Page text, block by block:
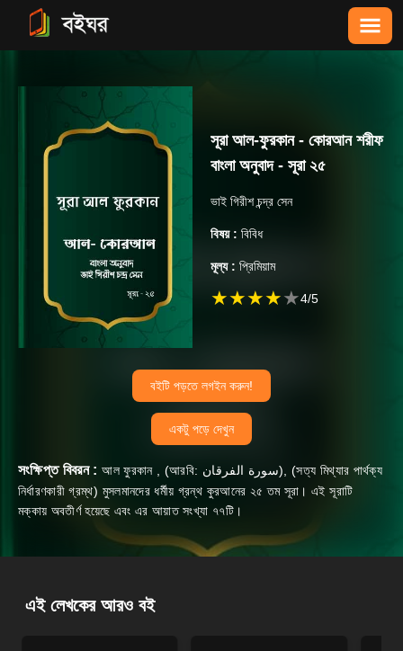
সূরা আল-ফুরকান - কোরআন শরীফ
বাংলা অনুবাদ - সূরা ২৫
ভাই গিরীশ চন্দ্র সেন
বিষয় : বিবিধ
মূল্য : প্রিমিয়াম
★★★★★4/5
বইটি পড়তে লগইন করুন!
একটু পড়ে দেখুন
সংক্ষিপ্ত বিবরন : আল ফুরকান , (আরবি: سورة الفرقان‎‎), (সত্য মিথ্যার পার্থক্য
নির্ধারণকারী গ্রম্থ) মুসলমানদের ধর্মীয় গ্রন্থ কুরআনের ২৫ তম সূরা। এই সূরাটি
মক্কায় অবতীর্ণ হয়েছে এবং এর আয়াত সংখ্যা ৭৭টি।
এই লেখকের আরও বই